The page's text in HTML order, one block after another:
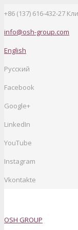
+86 (137) 616-432-27
info@osh-group.com
English
Русский
Facebook
Google+
LinkedIn
YouTube
Instagram
Vkontakte
OSH GROUP